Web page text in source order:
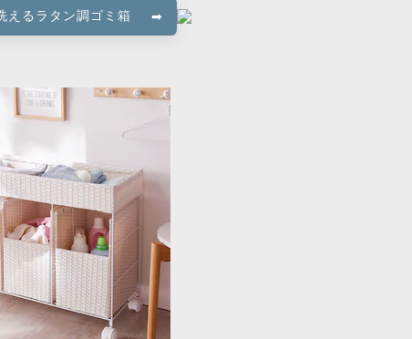
えるラタン調ゴミ箱